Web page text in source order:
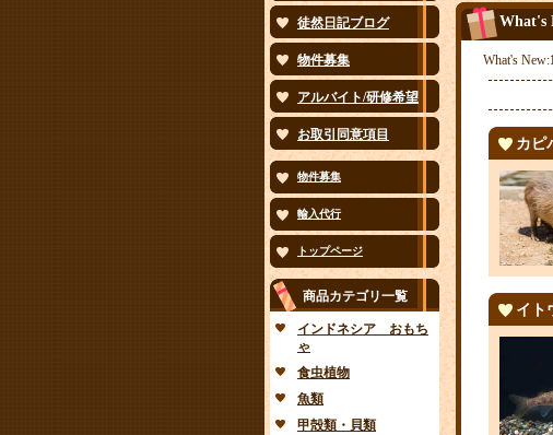
徒然日記ブログ
物件募集
アルバイト/研修希望
お取引同意項目
物件募集
輸入代行
トップページ
商品カテゴリ一覧
インドネシア おもち
ゃ
食虫植物
魚類
甲殻類・貝類
What's
What's New:
カ
イト